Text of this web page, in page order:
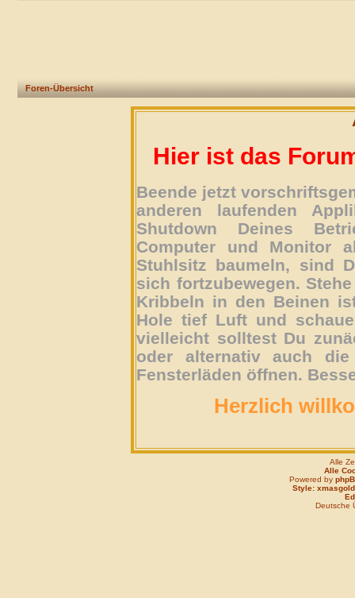
Foren-Übersicht
Hier ist das
Beende jetzt
anderen laufenden
Shutdown Deines
Computer und Monitor
Stuhlsitz baumeln, sind
sich fortzubewegen.
Kribbeln in den Beinen
Hole tief Luft und
vielleicht solltest Du
oder alternativ auch
Fensterläden öffnen.
Herzlich
Alle
Alle
Powered by
Style: xmasgold
Deutsche